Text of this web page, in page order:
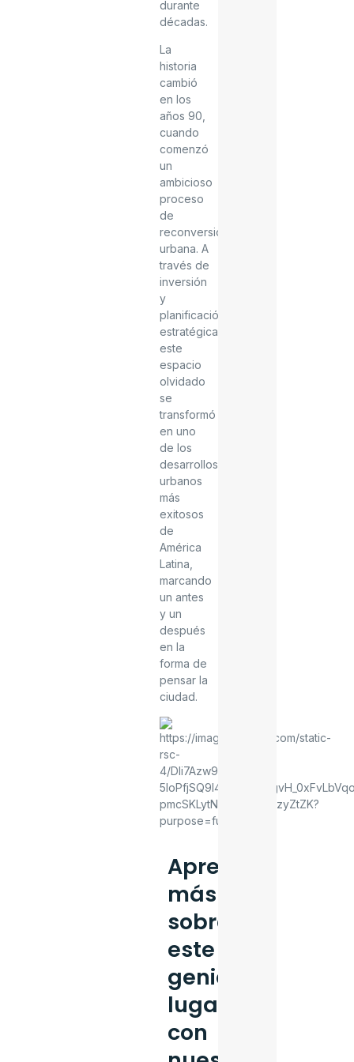
durante
décadas.
La
historia
cambió
en los
años 90,
cuando
comenzó
un
ambicioso
proceso
de
reconversión
urbana. A
través de
inversión
y
planificación
estratégica,
este
espacio
olvidado
se
transformó
en uno
de los
desarrollos
urbanos
más
exitosos
de
América
Latina,
marcando
un antes
y un
después
en la
forma de
pensar la
ciudad.
Aprende
más
sobre
este
genial
lugar
con